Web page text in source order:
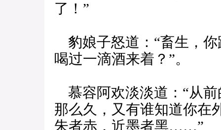
了！”
豹娘子怒道：“畜生，
喝过一滴酒来着？”。
慕容阿欢淡淡道：“从
那么久，又有谁知道你在
朱者赤，近墨者黑……”